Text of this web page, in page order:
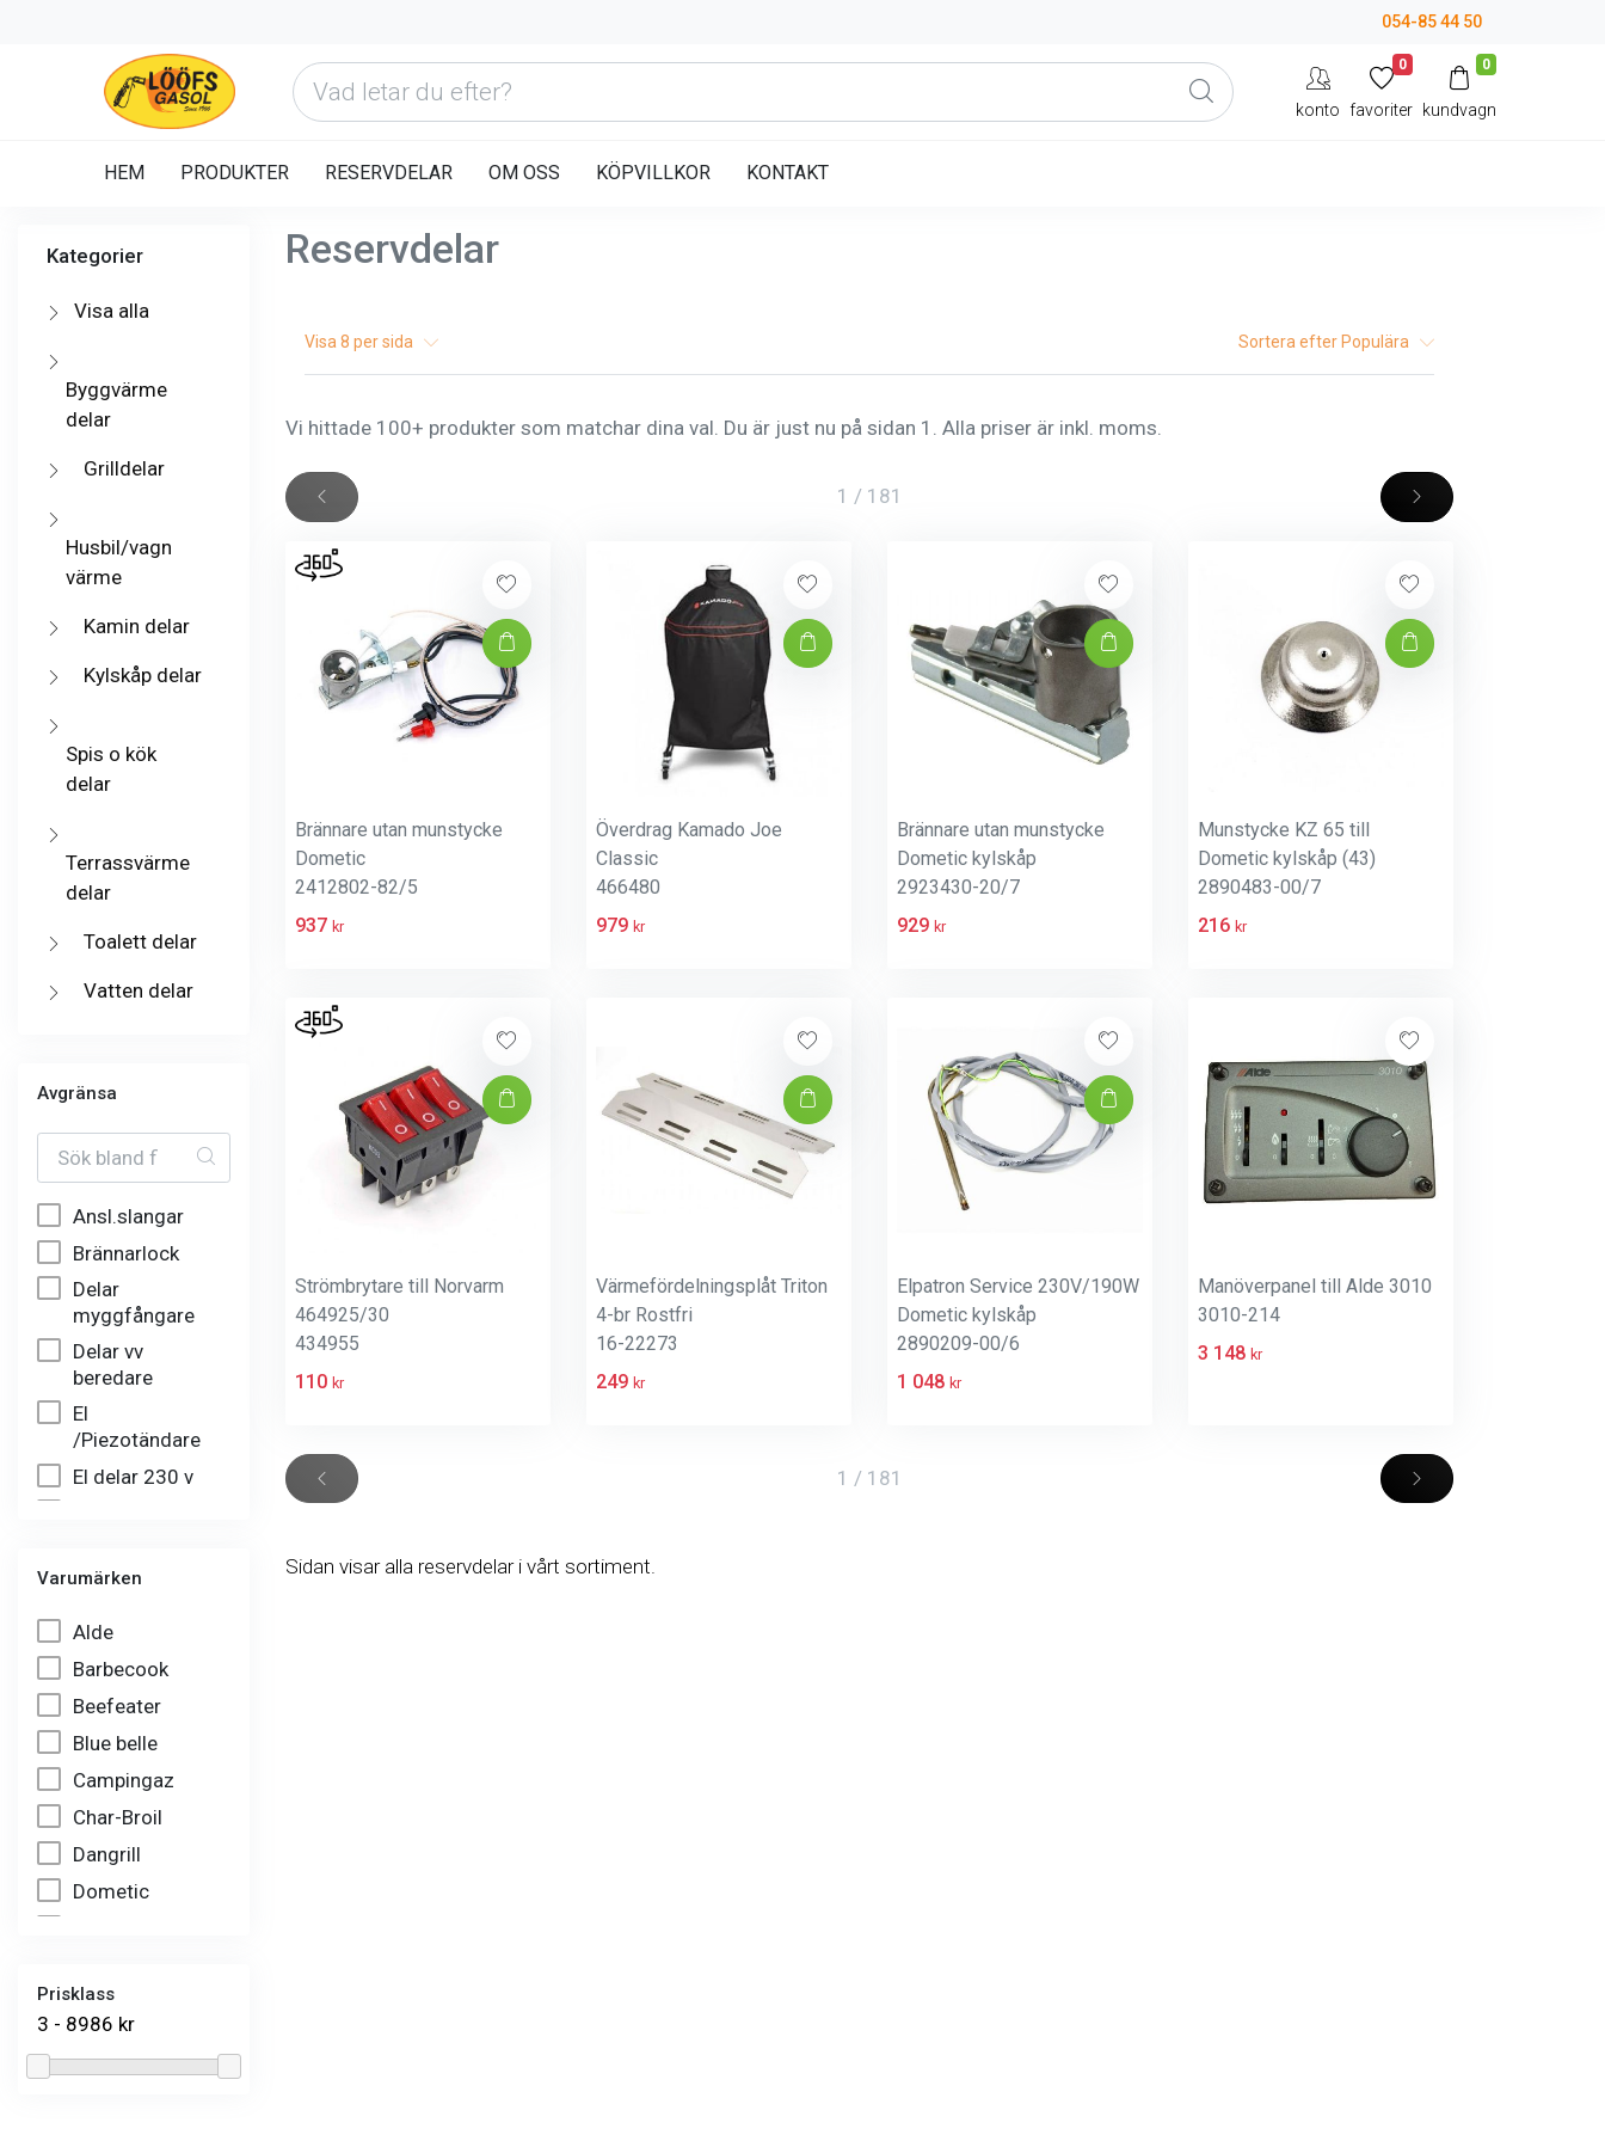
054-85 44 50
konto
0
favoriter
0
kundvagn
HEM PRODUKTER RESERVDELAR OM OSS KÖPVILLKOR KONTAKT
Kategorier
Visa alla
Byggvärme
delar
Grilldelar
Husbil/vagn
värme
Kamin delar
Kylskåp delar
Spis o kök
delar
Terrassvärme
delar
Toalett delar
Vatten delar
Avgränsa
Ansl.slangar
Brännarlock
Delar
myggfångare
Delar vv
beredare
El
/Piezotändare
El delar 230 v
Elektronik
Grillgaller
Hjul
Konor
Kretskort
Magnetspolar
Varumärken
Alde
Barbecook
Beefeater
Blue belle
Campingaz
Char-Broil
Dangrill
Dometic
Gasiq
Incinolet
Prisklass
3 - 8986 kr
Reservdelar
Visa 8 per sida Sortera efter Populära
Vi hittade 100+ produkter som matchar dina val. Du är just nu på sidan 1. Alla priser är inkl. moms.
1 / 181
Brännare utan munstycke
Dometic
2412802-82/5
937 kr
Överdrag Kamado Joe
Classic
466480
979 kr
Brännare utan munstycke
Dometic kylskåp
2923430-20/7
929 kr
Munstycke KZ 65 till
Dometic kylskåp (43)
2890483-00/7
216 kr
Strömbrytare till Norvarm
464925/30
434955
110 kr
Värmefördelningsplåt Triton
4-br Rostfri
16-22273
249 kr
Elpatron Service 230V/190W
Dometic kylskåp
2890209-00/6
1 048 kr
Manöverpanel till Alde 3010
3010-214
3 148 kr
1 / 181
Sidan visar alla reservdelar i vårt sortiment.